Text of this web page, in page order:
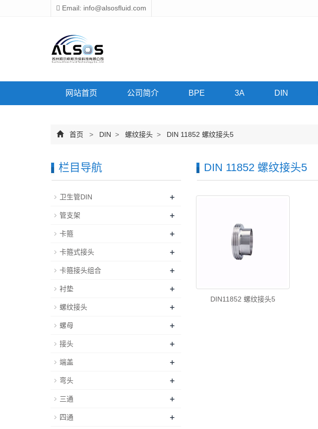
Email: info@alsosfluid.com
网站首页 公司简介 BPE 3A DIN
首页 > DIN > 螺纹接头 > DIN 11852 螺纹接头5
DIN 11852 螺纹接头5
DIN11852 螺纹接头5
栏目导航
卫生管DIN +
管支架 +
卡箍 +
卡箍式接头 +
卡箍接头组合 +
衬垫 +
螺纹接头 +
螺母 +
接头 +
端盖 +
弯头 +
三通 +
四通 +